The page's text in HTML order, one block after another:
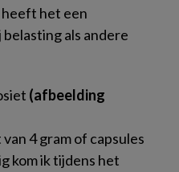
het een
als andere
(afbeelding
4 gram of capsules
kom ik tijdens het